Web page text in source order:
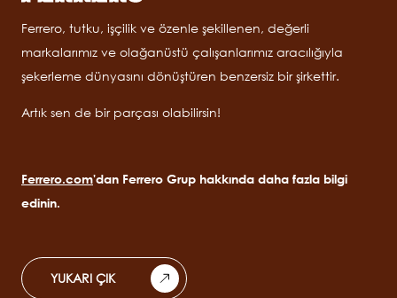
Ferrero, tutku, işçilik ve özenle şekillenen, değerli
markalarımız ve olağanüstü çalışanlarımız aracılığıyla
şekerleme dünyasını dönüştüren benzersiz bir şirkettir.
Artık sen de bir parçası olabilirsin!
Ferrero.com'dan Ferrero Grup hakkında daha fazla bilgi
edinin.
YUKARI ÇIK